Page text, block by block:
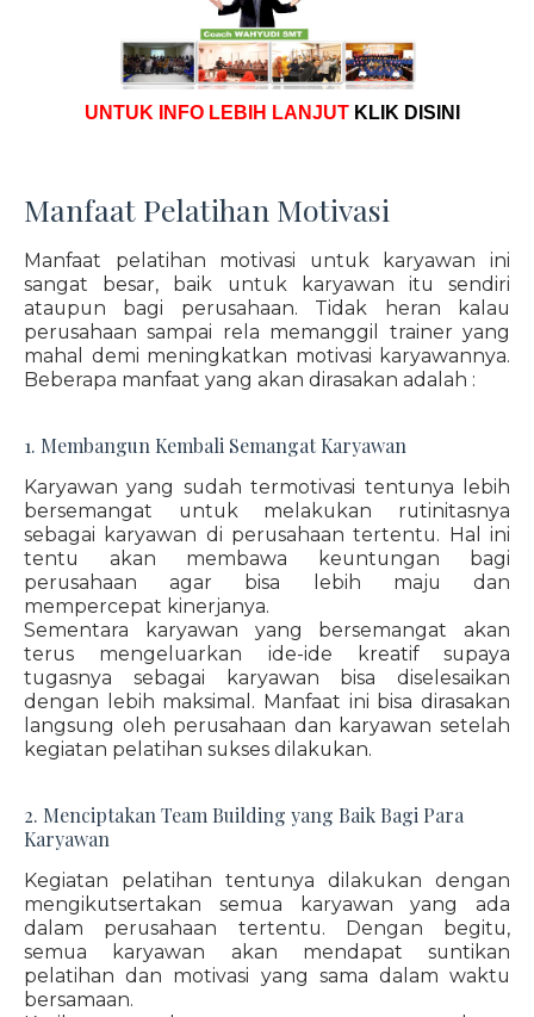
UNTUK INFO LEBIH LANJUT KLIK DISINI
Manfaat Pelatihan Motivasi
Manfaat pelatihan motivasi untuk karyawan ini
sangat besar, baik untuk karyawan itu sendiri
ataupun bagi perusahaan. Tidak heran kalau
perusahaan sampai rela memanggil trainer yang
mahal demi meningkatkan motivasi karyawannya.
Beberapa manfaat yang akan dirasakan adalah :
1. Membangun Kembali Semangat Karyawan
Karyawan yang sudah termotivasi tentunya lebih
bersemangat untuk melakukan rutinitasnya
sebagai karyawan di perusahaan tertentu. Hal ini
tentu akan membawa keuntungan bagi
perusahaan agar bisa lebih maju dan
mempercepat kinerjanya.
Sementara karyawan yang bersemangat akan
terus mengeluarkan ide-ide kreatif supaya
tugasnya sebagai karyawan bisa diselesaikan
dengan lebih maksimal. Manfaat ini bisa dirasakan
langsung oleh perusahaan dan karyawan setelah
kegiatan pelatihan sukses dilakukan.
2. Menciptakan Team Building yang Baik Bagi Para
Karyawan
Kegiatan pelatihan tentunya dilakukan dengan
mengikutsertakan semua karyawan yang ada
dalam perusahaan tertentu. Dengan begitu,
semua karyawan akan mendapat suntikan
pelatihan dan motivasi yang sama dalam waktu
bersamaan.